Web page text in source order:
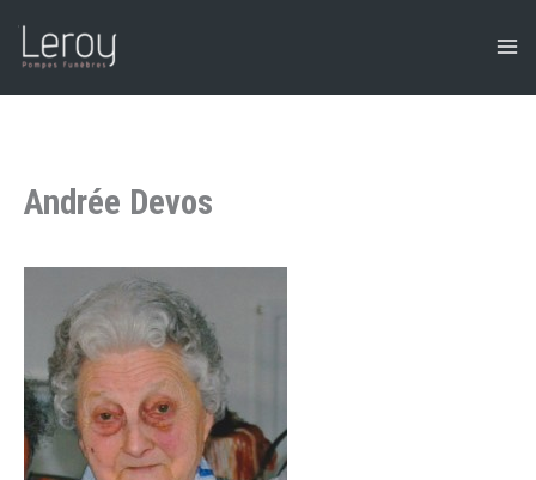
Andrée Devos